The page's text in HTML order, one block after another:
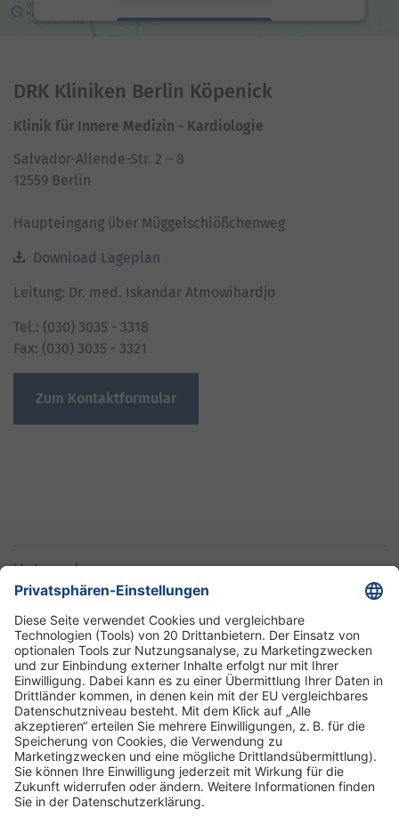
Platform
DRK Kliniken Berlin Köpenick
Klinik für Innere Medizin - Kardiologie
Salvador-Allende-Str. 2 – 8
12559 Berlin
Haupteingang über Müggelschlößchenweg
Download Lageplan
Leitung: Dr. med. Iskandar Atmowihardjo
Tel.: (030) 3035 - 3318
Fax: (030) 3035 - 3321
Zum Kontaktformular
Unternehmen
Informationen
Standorte
DRK-Schwesternschaft Berlin
Impressum